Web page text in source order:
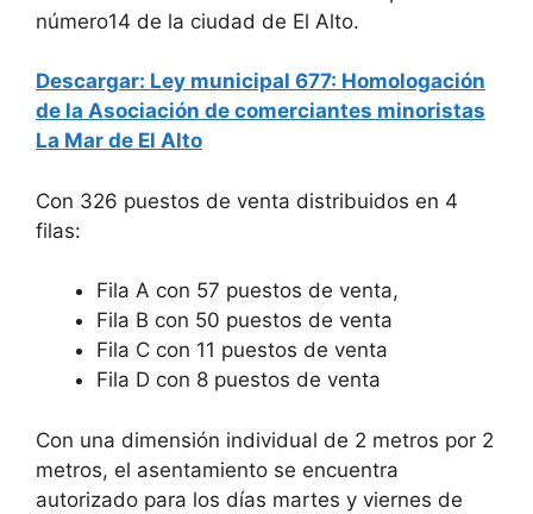
número14 de la ciudad de El Alto.
Descargar: Ley municipal 677: Homologación
de la Asociación de comerciantes minoristas
La Mar de El Alto
Con 326 puestos de venta distribuidos en 4
filas:
Fila A con 57 puestos de venta,
Fila B con 50 puestos de venta
Fila C con 11 puestos de venta
Fila D con 8 puestos de venta
Con una dimensión individual de 2 metros por 2
metros, el asentamiento se encuentra
autorizado para los días martes y viernes de